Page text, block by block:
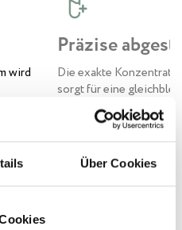
Über Cookies
wird
Präzise
Die exakte
sorgt für eine
Qualität. Durch ein
Verfahren bleibt die
stabil, sodass das
Ansprüche erfüllt.